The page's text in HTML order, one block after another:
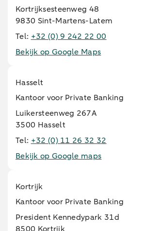
Kortrijksesteenweg 48
9830 Sint-Martens-Latem
Tel: +32 (0) 9 242 22 00
Bekijk op Google Maps
Hasselt
Kantoor voor Private Banking
Luikersteenweg 267A
3500 Hasselt
Tel: +32 (0) 11 26 32 32
Bekijk op Google maps
Kortrijk
Kantoor voor Private Banking
President Kennedypark 31d